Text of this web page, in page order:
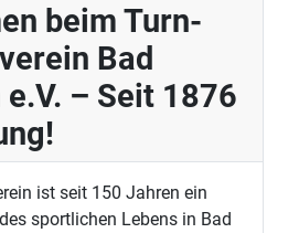
beim Turn-
Bad
– Seit 1876
ist seit 150 Jahren ein
sportlichen Lebens in Bad